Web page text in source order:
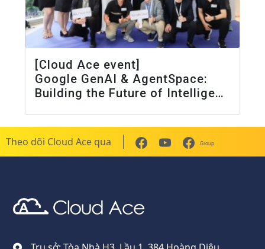
[Cloud Ace event]
Google GenAI & AgentSpace:
Building the Future of Intelligent
Theo dõi Cloud Ace qua Group